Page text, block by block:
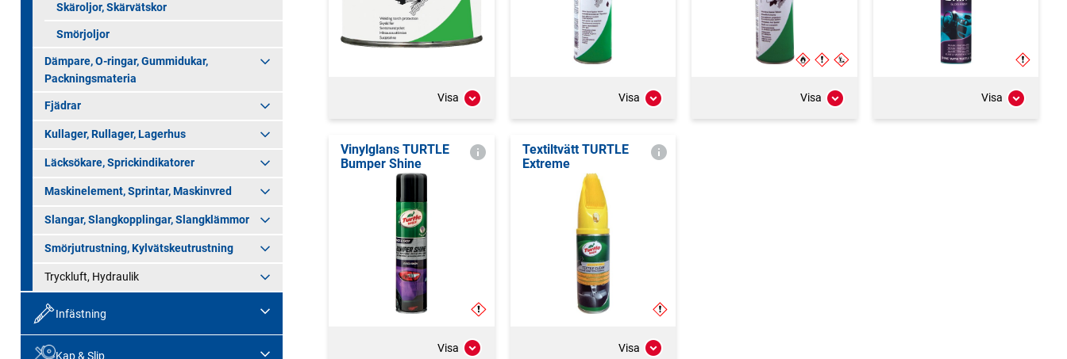
Skäroljor, Skärvätskor
Smörjoljor
Dämpare, O-ringar, Gummidukar,
Packningsmateria
Fjädrar
Kullager, Rullager, Lagerhus
Läcksökare, Sprickindikatorer
Maskinelement, Sprintar, Maskinvred
Slangar, Slangkopplingar, Slangklämmor
Smörjutrustning, Kylvätskeutrustning
Tryckluft, Hydraulik
Infästning
Kap & Slip
Visa Visa Visa Visa
Vinylglans TURTLE
Bumper Shine
Visa
Textiltvätt TURTLE
Extreme
Visa